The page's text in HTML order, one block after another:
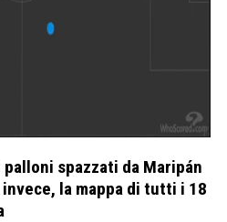
spazzati da Maripán
la mappa di tutti i 18